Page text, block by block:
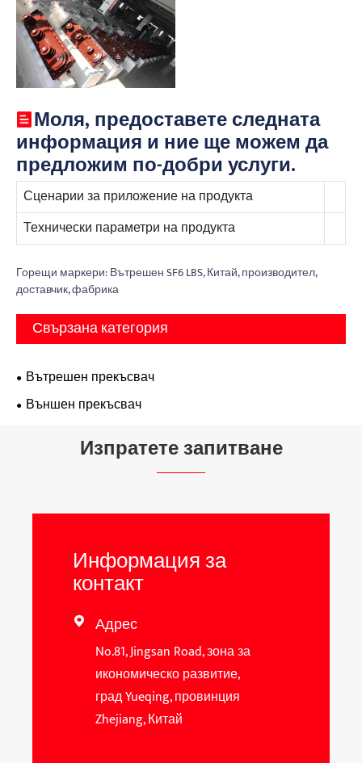
Моля, предоставете следната
информация и ние ще можем да
предложим по-добри услуги.
Сценарии за приложение на продукта
Технически параметри на продукта
Горещи маркери: Вътрешен SF6 LBS, Китай, производител,
доставчик, фабрика
Свързана категория
Вътрешен прекъсвач
Външен прекъсвач
Изпратете запитване
Информация за
контакт
 Адрес
No.81, Jingsan Road, зона за
икономическо развитие,
град Yueqing, провинция
Zhejiang, Китай